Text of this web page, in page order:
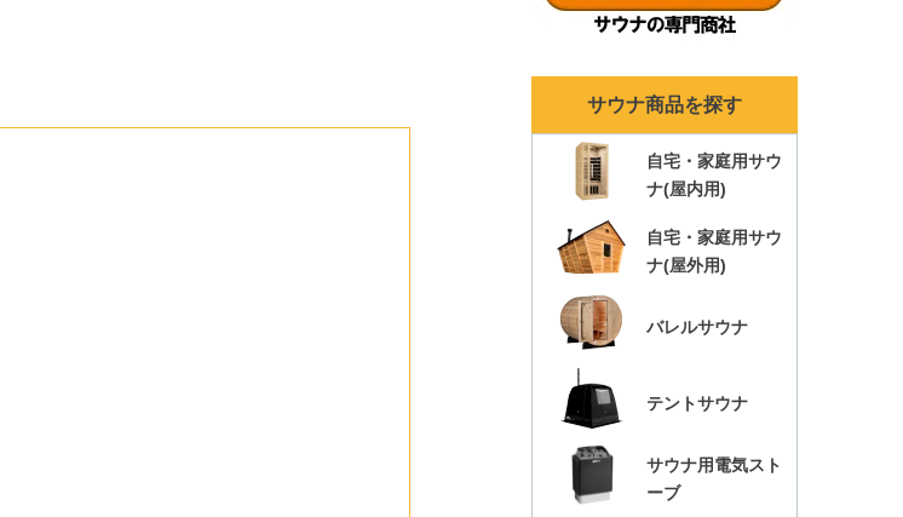
サウナ商品を探す
自宅・家庭用サウ
ナ(屋内用)
自宅・家庭用サウ
ナ(屋外用)
バレルサウナ
テントサウナ
サウナ用電気スト
ーブ